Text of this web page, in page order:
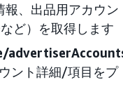
、出品用アカウン
ど）を取得します
ント詳細/項目をプ